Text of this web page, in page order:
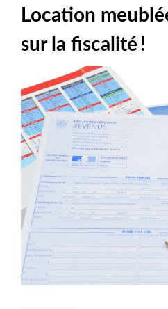
Location
sur la fiscalité !